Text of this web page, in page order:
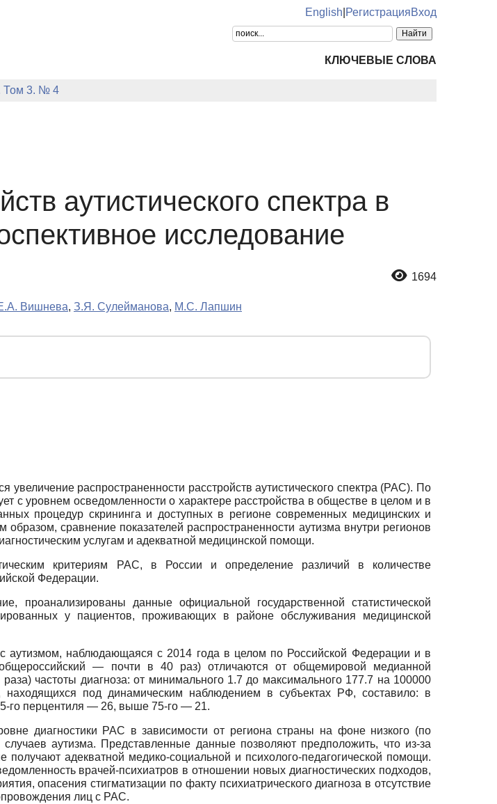
English РегистрацияВход
КЛЮЧЕВЫЕ СЛОВА
Том 3. № 4
аутистического спектра в
исследование
1694
Вишнева, З.Я. Сулейманова, М.С. Лапшин
распространенности расстройств аутистического спектра (РАС). По
с уровнем осведомленности о характере расстройства в обществе в целом и в
процедур скрининга и доступных в регионе современных медицинских и
сравнение показателей распространенности аутизма внутри регионов
услугам и адекватной медицинской помощи.
критериям РАС, в России и определение различий в количестве
Федерации.
проанализированы данные официальной государственной статистической
у пациентов, проживающих в районе обслуживания медицинской
наблюдающаяся с 2014 года в целом по Российской Федерации и в
— почти в 40 раз) отличаются от общемировой медианной
частоты диагноза: от минимального 1.7 до максимального 177.7 на 100000
под динамическим наблюдением в субъектах РФ, составило: в
го перцентиля — 26, выше 75-го — 21.
диагностики РАС в зависимости от региона страны на фоне низкого (по
аутизма. Представленные данные позволяют предположить, что из-за
адекватной медико-социальной и психолого-педагогической помощи.
врачей-психиатров в отношении новых диагностических подходов,
опасения стигматизации по факту психиатрического диагноза в отсутствие
лиц с РАС.